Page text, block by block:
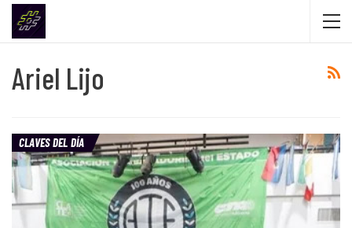
Ariel Lijo
CLAVES DEL DÍA